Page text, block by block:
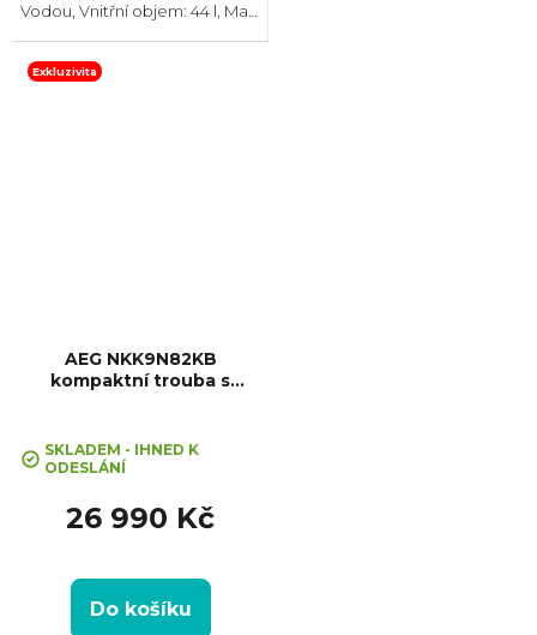
Vodou, Vnitřní objem: 44 l, Max.
Počet skel ve dvířkách: 4,
Exkluzivita
AEG NKK9N82KB
kompaktní trouba s
SKLADEM - IHNED K
ODESLÁNÍ
26 990 Kč
Do košíku